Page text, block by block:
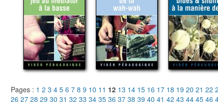
Pages : 1 2 3 4 5 6 7 8 9 10 11 12 13 14 15 16 17 18 19 20 21 22
26 27 28 29 30 31 32 33 34 35 36 37 38 39 40 41 42 43 44 45 46